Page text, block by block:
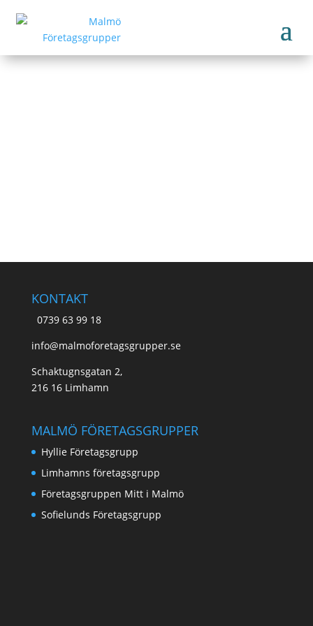
KONTAKT
0739 63 99 18
info@malmoforetagsgrupper.se
Schaktugnsgatan 2,
216 16 Limhamn
MALMÖ FÖRETAGSGRUPPER
Hyllie Företagsgrupp
Limhamns företagsgrupp
Företagsgruppen Mitt i Malmö
Sofielunds Företagsgrupp